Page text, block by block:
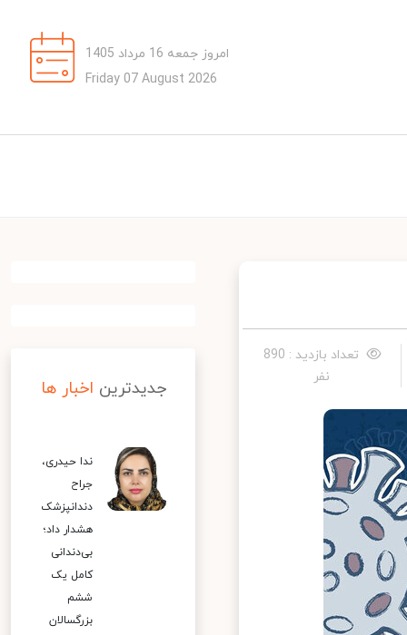
امروز جمعه 16 مرداد 1405
Friday 07 August 2026
تعداد بازدید : 890
نفر
جدیدترین اخبار ها
ندا حیدری،
جراح
دندانپزشک
هشدار داد؛
بی‌دندانی
کامل یک
ششم
بزرگسالان